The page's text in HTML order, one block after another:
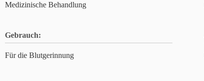
Medizinische Behandlung
Gebrauch:
Für die Blutgerinnung